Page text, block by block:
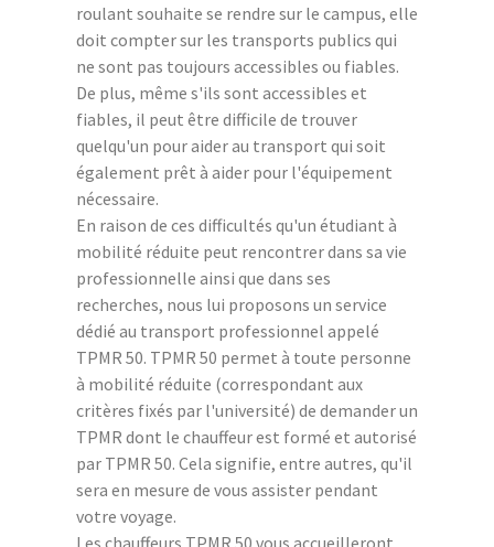
roulant souhaite se rendre sur le campus, elle
doit compter sur les transports publics qui
ne sont pas toujours accessibles ou fiables.
De plus, même s'ils sont accessibles et
fiables, il peut être difficile de trouver
quelqu'un pour aider au transport qui soit
également prêt à aider pour l'équipement
nécessaire.
En raison de ces difficultés qu'un étudiant à
mobilité réduite peut rencontrer dans sa vie
professionnelle ainsi que dans ses
recherches, nous lui proposons un service
dédié au transport professionnel appelé
TPMR 50. TPMR 50 permet à toute personne
à mobilité réduite (correspondant aux
critères fixés par l'université) de demander un
TPMR dont le chauffeur est formé et autorisé
par TPMR 50. Cela signifie, entre autres, qu'il
sera en mesure de vous assister pendant
votre voyage.